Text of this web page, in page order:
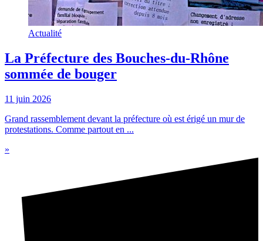
Actualité
La Préfecture des Bouches-du-Rhône
sommée de bouger
11 juin 2026
Grand rassemblement devant la préfecture où est érigé un mur de
protestations. Comme partout en ...
»